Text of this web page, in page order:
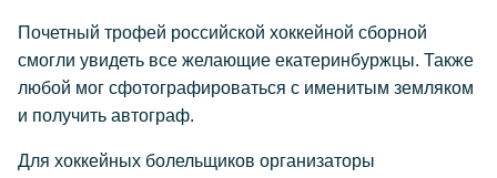
Почетный трофей российской хоккейной сборной
смогли увидеть все желающие екатеринбуржцы. Также
любой мог сфотографироваться с именитым земляком
и получить автограф.
Для хоккейных болельщиков организаторы